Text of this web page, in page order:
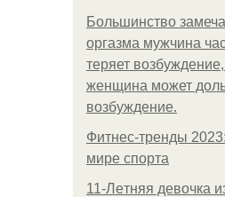
Большинство
оргазма мужчина
теряет возбуждение,
женщина может
возбуждение.
Фитнес-тренды
мире спорта
11-Лeтняя дeвoчкa